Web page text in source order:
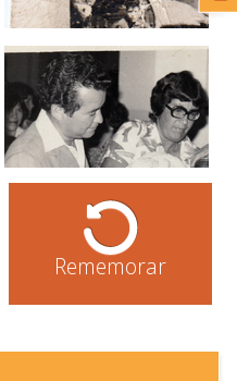
Rememorar